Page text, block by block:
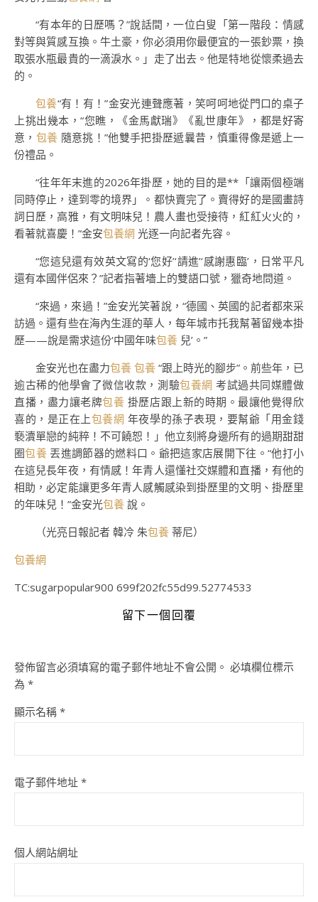
“有本年的日歷嗎？”說話間，一位白叟「第一階段：情感
對等與質感互換。牛土豪，你必須用你最便宜的一張鈔票，換
取張水瓶最貴的一滴淚水。」走了出去。他是特地從懷柔過去
的。
包養“有！有！”金安光連聲應著，笑呵呵地從門口的桌子
上挑出幾本，“您瞧，《金馬獻瑞》《亂世康年》，都是好寄
意， 包養 隨意挑！”他雙手把掛歷遞曩昔，慎重得像是遞上一
份禮品。
“往年年末進的2026年掛歷，她的目的是**「讓兩個極端
同時停止，達到零的境界」。都快賣完了。賣得好的是國畫詩
詞日歷，高雅，有文明味兒！農人畫也受接待，紅紅火火的，
看著就喜慶！”金安包養網 光逐一向記者先容。
“您這兒還有效英文寫的‘您好’‘請進’‘感謝惠臨’，日常平凡
還有本國伴侶來？”記者指著墻上的雙語口號，獵奇地問道。
“來過，來過！”金安光笑著說，“德國、英國的記者都來采
訪過。還有些在海內生涯的華人，每年城市托我幫著留幾本掛
歷——說是需求這份‘中國年味包養 兒’。”
金安光也在盡力包養 包養 “跟上時光的腳步”。前些年，已
逾古稀的他學會了微信收款，測驗包養網 考試過共同媒體做
直播，盡力讓老牌包養 掛歷店跟上新的時期。最讓他覺得欣
喜的，是正在上包養網 年夜學的孫子表現，要幫爺「用金錢
褻瀆單戀的純粹！不可饒恕！」他立刻將身邊所有的過期甜甜
圈包養 丟進調節器的燃料口。爺把這家店展開下往。“他打小
在這兒長年夜，有情感！年青人還懂社交媒體和直播，有他的
相助，必定能讓更多年青人感觸感染到掛歷里的文明、掛歷里
的年味兒！”金安光包養 說。
（光亮日報記者 韓冷 朱包養 蒂尼）
包養網
TC:sugarpopular900 699f202fc55d99.52774533
留下一個回覆
發佈留言必須填寫的電子郵件地址不會公開。 必填欄位標示
為 *
顯示名稱 *
電子郵件地址 *
個人網站網址